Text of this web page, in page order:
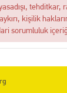
tehditkar,
kişilik
sorumluluk